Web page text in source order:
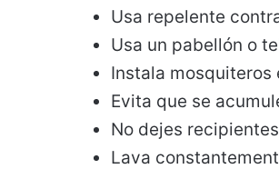
Usa repelente
Usa un pabellón o
Instala mosquiteros
Evita que se
No dejes
Lava